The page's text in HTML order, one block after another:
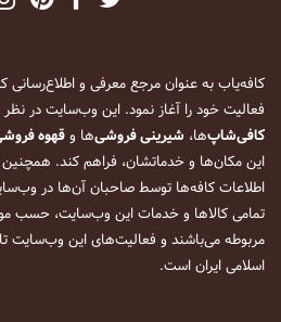
فعالیت خود را آغاز نمود. این وب‌سایت در نظر
کافی‌شاپ‌ها، شیرینی فروشی‌ها وقهوه
این مکان‌ها و خدماتشان، فراهم کند. همچنین
اطلاعات کافه‌ها توسط صاحبان آن‌ها در
تمامی کالاها و خدمات این وب‌سایت، حسب
مربوطه می‌باشند و فعالیت‌های این وب‌سایت
اسلامی ایران است.